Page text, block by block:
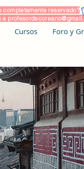
Cursos Foro y
completamente reservado?
a